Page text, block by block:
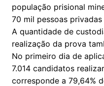
população prisional
70 mil pessoas
A quantidade de
realização da prova
No primeiro dia de
7.014 candidatos
corresponde a 79,64%